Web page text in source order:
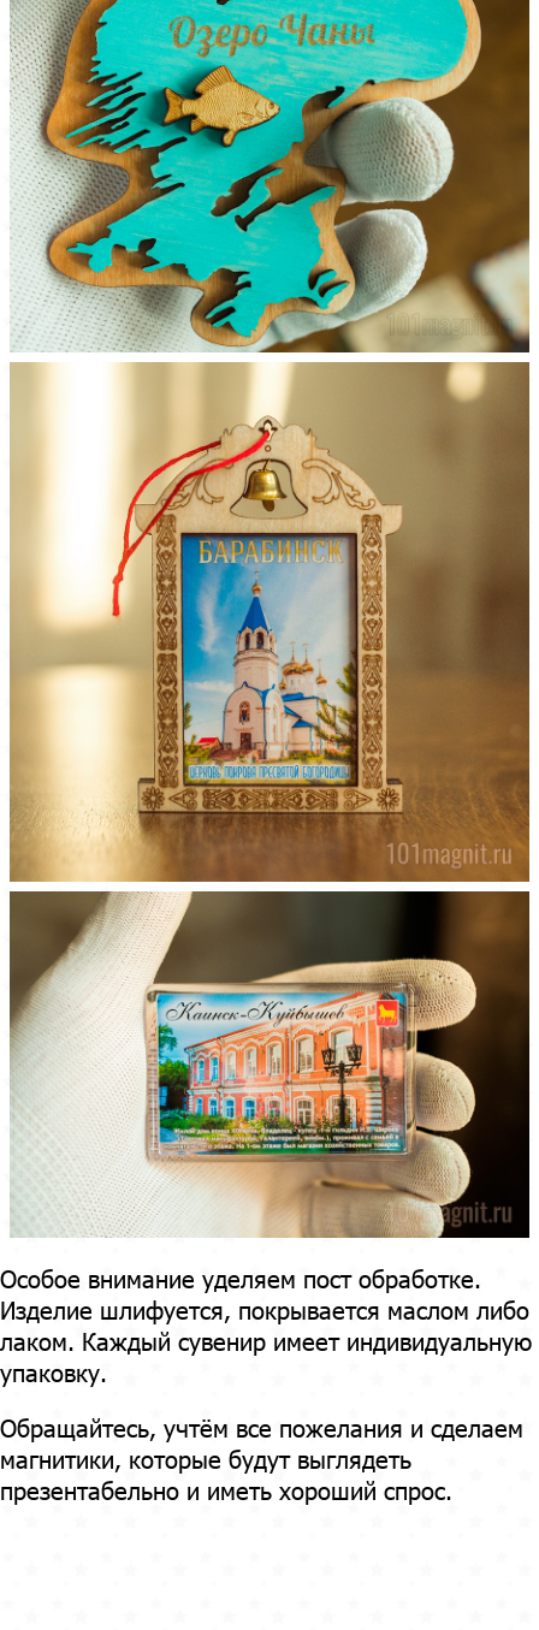
Особое внимание уделяем пост обработке.
Изделие шлифуется, покрывается маслом либо
лаком. Каждый сувенир имеет индивидуальную
упаковку.
Обращайтесь, учтём все пожелания и сделаем
магнитики, которые будут выглядеть
презентабельно и иметь хороший спрос.